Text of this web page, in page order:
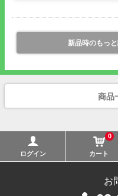
●その他多彩な機能を搭載し
※テールノイズキャンセラ
して長時間の運用時に耳が
・送信中の声をモニターで
す。
DJ-U3R
DJ-P10R
新品時のもっ
商品
ログイン
0
カート
お